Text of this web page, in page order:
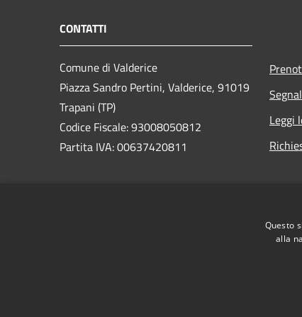
CONTATTI
Comune di Valderice
Piazza Sandro Pertini, Valderice, 91019
Trapani (TP)
Codice Fiscale: 93008050812
Partita IVA: 00637420811
Leggi
Questo
alla